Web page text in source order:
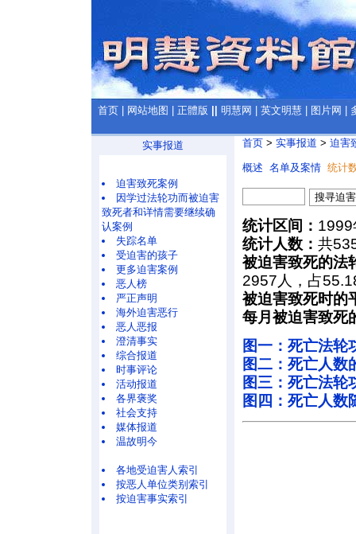
首页 网站地图 正體版 明慧网 英文明慧 图片网
实事报道
迫害致死案例
因学过法轮功而被迫害
致死者和详情需要继续确
认案例
失踪名单
受迫害的孩子
更多迫害案例
恶人榜
严正声明
海外迫害恶行
恶人恶报
澄清事实
综合报道
时事评论
活动报道
各界褒奖
社会支持
媒体报道
温故明今
各地受迫害人索引
按恶人单位类别索引
按迫害事实索引
首页 > 实事报道 > 迫害
概述 名单及案情 统计
统计区间：
统计人数： 共
被迫害致死的法
2957人，占
被迫害致死时的
每月被迫害致死
图一：死亡法轮
图二：死亡人数
图三：死亡法轮
图四：死亡人数